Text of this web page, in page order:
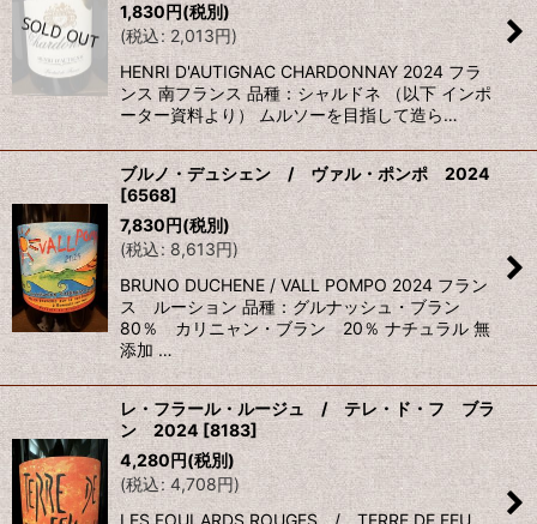
1,830円(税別)
(税込: 2,013円)
HENRI D'AUTIGNAC CHARDONNAY 2024 フラ
ンス 南フランス 品種：シャルドネ （以下 インポ
ーター資料より） ムルソーを目指して造ら…
ブルノ・デュシェン / ヴァル・ポンポ 2024
[6568]
7,830円(税別)
(税込: 8,613円)
BRUNO DUCHENE / VALL POMPO 2024 フラン
ス ルーション 品種：グルナッシュ・ブラン
80％ カリニャン・ブラン 20％ ナチュラル 無
添加 …
レ・フラール・ルージュ / テレ・ド・フ ブラ
ン 2024 [8183]
4,280円(税別)
(税込: 4,708円)
LES FOULARDS ROUGES / TERRE DE FEU